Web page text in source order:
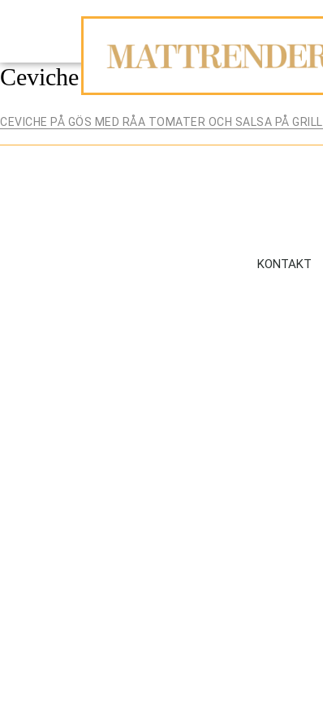
Ceviche
CEVICHE PÅ GÖS MED RÅA TOMATER OCH SALSA PÅ
KONTAKT